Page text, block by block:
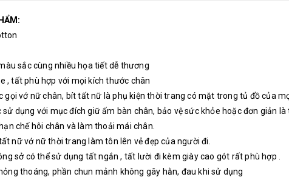
sắc cùng nhiều họa tiết dễ thương
, tất phù hợp với mọi kích thước chân
gọi vớ nữ chân, bít tất nữ là phụ kiện thời trang có mặt trong tủ đồ của
dụng với mục đích giữ ấm bàn chân, bảo vệ sức khỏe hoặc đơn giản
chế hôi chân và làm thoải mái chân.
nữ vớ nữ thời trang làm tôn lên vẻ đẹp của người đi.
sở có thể sử dụng tất ngắn , tất lười đi kèm giày cao gót rất phù hợp .
thoáng, phần chun mảnh không gây hằn, đau khi sử dụng